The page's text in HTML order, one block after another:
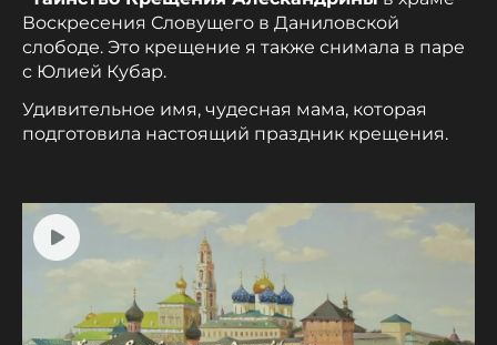
Воскресения Словущего в Даниловской
слободе. Это крещение я также снимала в паре
с Юлией Кубар.
Удивительное имя, чудесная мама, которая
подготовила настоящий праздник крещения.